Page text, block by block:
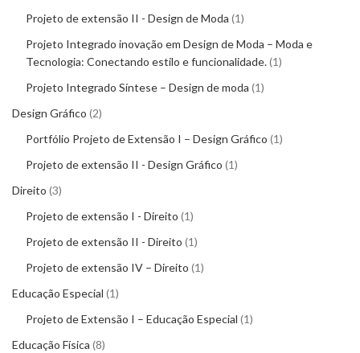
Projeto de extensão II - Design de Moda 1
Projeto Integrado inovação em Design de Moda – Moda e
Tecnologia: Conectando estilo e funcionalidade. 1
Projeto Integrado Síntese – Design de moda 1
Design Gráfico 2
Portfólio Projeto de Extensão I – Design Gráfico 1
Projeto de extensão II - Design Gráfico 1
Direito 3
Projeto de extensão I - Direito 1
Projeto de extensão II - Direito 1
Projeto de extensão IV – Direito 1
Educação Especial 1
Projeto de Extensão I – Educação Especial 1
Educação Física 8